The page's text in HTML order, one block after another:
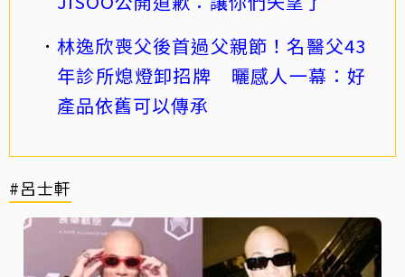
林逸欣喪父後首過父親節！名醫父43
年診所熄燈卸招牌 曬感人一幕：好
產品依舊可以傳承
#呂士軒